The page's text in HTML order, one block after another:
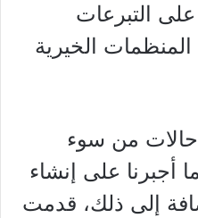
التبرعات
المنظمات الخيرية
حالات من سوء
أجبرنا على إنشاء
إلى ذلك، قدمت